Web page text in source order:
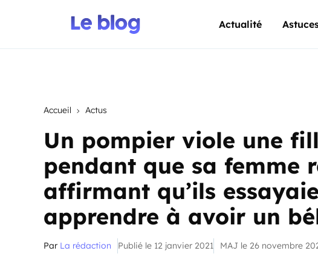
Actualité
Accueil Actus
Un pompier viole une
pendant que sa femme
affirmant qu’ils
apprendre à avoir un
Par La rédaction Publié le 12 janvier 2021 MAJ le 26 novembre